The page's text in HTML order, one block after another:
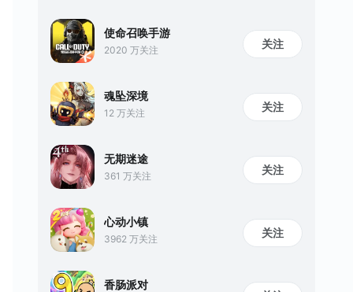
使命召唤手游
2020 万关注 关注
魂坠深境
12 万关注 关注
无期迷途
361 万关注 关注
心动小镇
3962 万关注 关注
香肠派对